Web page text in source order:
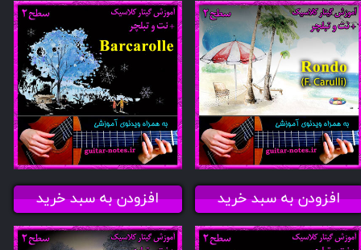
افزودن به سبد خرید افزودن به سبد خرید